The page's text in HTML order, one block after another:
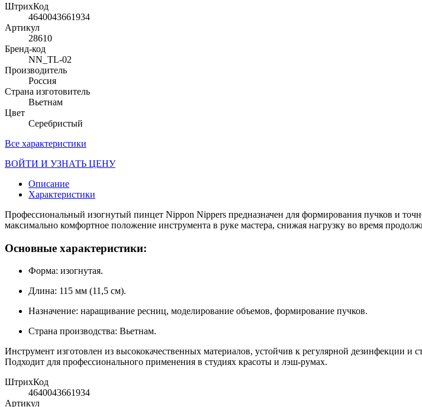
ШтрихКод
4640043661934
Артикул
28610
Бренд-код
NN_TL-02
Производитель
Россия
Страна изготовитель
Вьетнам
Цвет
Серебристый
Все характеристики
ВОЙТИ И УЗНАТЬ ЦЕНУ
Описание
Характеристики
Профессиональный изогнутый пинцет Nippon Nippers предназначен для формирования пучков и
максимально комфортное положение инструмента в руке мастера, снижая нагрузку во время
Основные характеристики:
Форма: изогнутая.
Длина: 115 мм (11,5 см).
Назначение: наращивание ресниц, моделирование объемов, формирование пучков.
Страна производства: Вьетнам.
Инструмент изготовлен из высококачественных материалов, устойчив к регулярной дезинфекции
Подходит для профессионального применения в студиях красоты и лэш-румах.
ШтрихКод
4640043661934
Артикул